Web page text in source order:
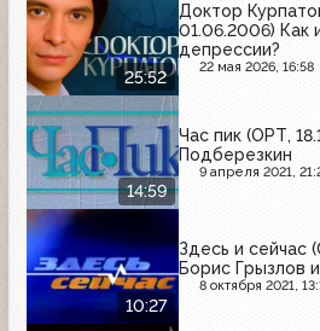
25:52
Доктор
01.06.2006) Как
депрессии?
22 мая 2026, 16:58
14:59
Час пик (ОРТ,
Подберезкин
9 апреля 2021,
10:27
Здесь и сейчас
Борис Грызлов
8 октября 2021,